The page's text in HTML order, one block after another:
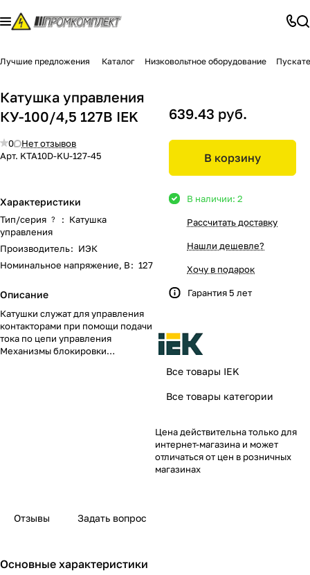
Лучшие предложения Каталог Низковольтное оборудование
Катушка управления
КУ-100/4,5 127В IEK
0
Нет отзывов
Арт. KTA10D-KU-127-45
Характеристики
Тип/серия ? : Катушка
управления
Производитель: ИЭК
Номинальное напряжение, В: 127
Описание
Катушки служат для управления
контакторами при помощи подачи
тока по цепи управления
Механизмы блокировки
639.43 руб.
В корзину
В наличии: 2
Рассчитать доставку
Нашли дешевле?
Хочу в подарок
Гарантия 5 лет
Все товары IEK
Все товары категории
Цена действительна только для
интернет-магазина и может
отличаться от цен в розничных
магазинах
Отзывы Задать вопрос
Основные характеристики